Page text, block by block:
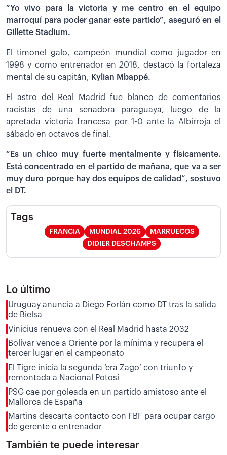
”Yo vivo para la victoria y me centro en el equipo
marroquí para poder ganar este partido”, aseguró en el
Gillette Stadium.
El timonel galo, campeón mundial como jugador en
1998 y como entrenador en 2018, destacó la fortaleza
mental de su capitán, Kylian Mbappé.
El astro del Real Madrid fue blanco de comentarios
racistas de una senadora paraguaya, luego de la
apretada victoria francesa por 1-0 ante la Albirroja el
sábado en octavos de final.
“Es un chico muy fuerte mentalmente y físicamente.
Está concentrado en el partido de mañana, que va a ser
muy duro porque hay dos equipos de calidad”, sostuvo
el DT.
Tags
FRANCIA MUNDIAL 2026
MARRUECOS
DIDIER DESCHAMPS
Lo último
Uruguay anuncia a Diego Forlán como DT tras la salida
de Bielsa
Vinicius renueva con el Real Madrid hasta 2032
Bolívar vence a Oriente por la mínima y recupera el
tercer lugar en el campeonato
El Tigre inicia la segunda ‘era Zago’ con triunfo y
remontada a Nacional Potosí
PSG cae por goleada en un partido amistoso ante el
Mallorca de España
Martins descarta contacto con FBF para ocupar cargo
de gerente o entrenador
También te puede interesar